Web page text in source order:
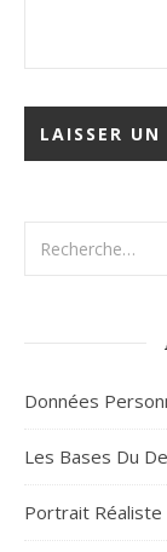
Données
Les Bases Du
Portrait Réaliste